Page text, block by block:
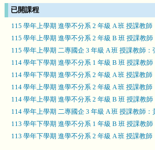
已開課程
115 學年上學期 進學不分系 2 年級 A 班 授課教師
115 學年上學期 進學不分系 2 年級 B 班 授課教
115 學年上學期 二專國企 3 年級 A 班 授課教師：
114 學年下學期 進學不分系 1 年級 B 班 授課教
114 學年下學期 進學不分系 2 年級 A 班 授課教師
114 學年上學期 進學不分系 2 年級 A 班 授課教師
114 學年上學期 進學不分系 2 年級 B 班 授課教
114 學年上學期 二專國企 3 年級 A 班 授課教師：
113 學年下學期 進學不分系 1 年級 B 班 授課教
113 學年下學期 進學不分系 2 年級 A 班 授課教師